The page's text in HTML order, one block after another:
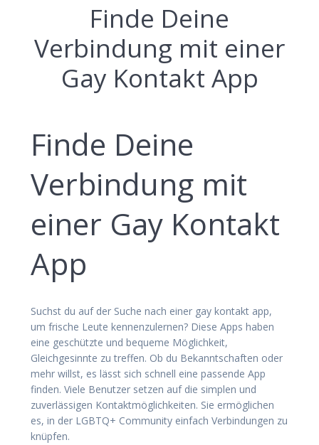
Finde Deine
Verbindung mit einer
Gay Kontakt App
Finde Deine
Verbindung mit
einer Gay Kontakt
App
Suchst du auf der Suche nach einer gay kontakt app,
um frische Leute kennenzulernen? Diese Apps haben
eine geschützte und bequeme Möglichkeit,
Gleichgesinnte zu treffen. Ob du Bekanntschaften oder
mehr willst, es lässt sich schnell eine passende App
finden. Viele Benutzer setzen auf die simplen und
zuverlässigen Kontaktmöglichkeiten. Sie ermöglichen
es, in der LGBTQ+ Community einfach Verbindungen zu
knüpfen.